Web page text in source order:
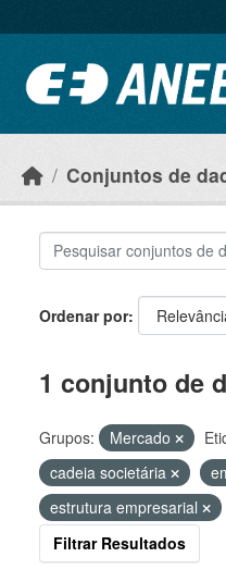
Conjuntos de
Ordenar por
1 conjunto de
Grupos: Mercado
cadeia societária
estrutura empresarial
Filtrar Resultados